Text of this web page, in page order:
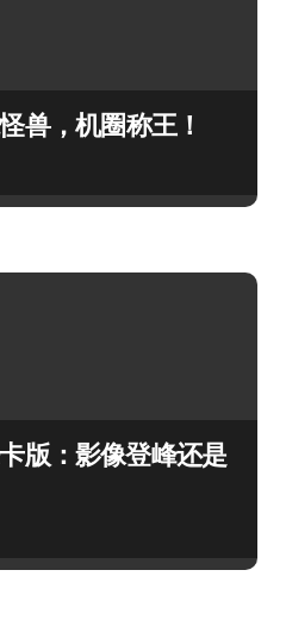
兽，机圈称王！
版：影像登峰还是